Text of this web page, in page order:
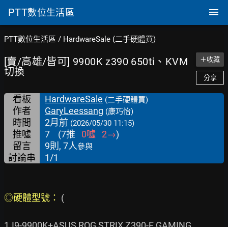
PTT數位生活區
PTT數位生活區 / HardwareSale (二手硬體買)
[賣/高雄/皆可] 9900K z390 650ti、KVM
切換
＋收藏
分享
看板 HardwareSale (二手硬體買)
作者 GaryLeessang (康巧怡)
時間 2月前 (2026/05/30 11:15)
推噓 7 (7推 0噓 2→)
留言
9則, 7人參與
討論串 1/1
◎硬體型號： (